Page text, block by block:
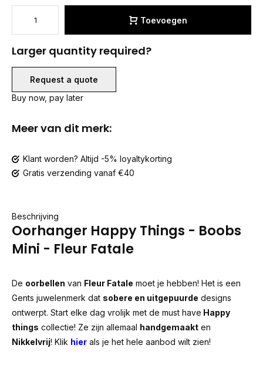
Toevoegen
Larger quantity required?
Request a quote
Buy now, pay later
Meer van dit merk:
Klant worden? Altijd -5% loyaltykorting
Gratis verzending vanaf €40
Beschrijving
Oorhanger Happy Things - Boobs
Mini - Fleur Fatale
De oorbellen van Fleur Fatale moet je hebben! Het is een
Gents juwelenmerk dat sobere en uitgepuurde designs
ontwerpt. Start elke dag vrolijk met de must have Happy
things collectie! Ze zijn allemaal handgemaakt en
Nikkelvrij! Klik hier als je het hele aanbod wilt zien!